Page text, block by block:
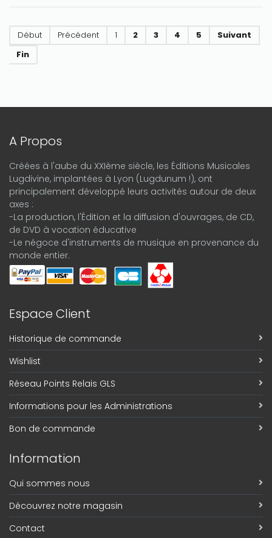
Début Précédent 1 2 3 4 5
Suivant
Fin
A Propos
Créées à l'aube du XXIème siècle, les Éditions Musicales
Lugdivine, implantées à Lyon (Lugdunum !), ont
principalement développé leurs activités autour de deux
axes :
-La production, l'Édition et la diffusion d'ouvrages, de CD,
de DVD à vocation éducative
-Le négoce d'instruments de musique en provenance du
monde entier.
Espace Client
Historique de commande
Wishlist
Réseau Points Relais GLS
Informations pour les Administrations
Bon de commande
Information
Qui sommes nous
Découvrez notre magasin
Contact